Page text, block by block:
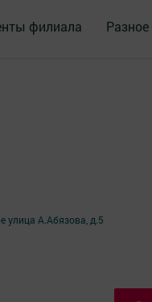
филиала Разное
улица А.Абязова, д.5